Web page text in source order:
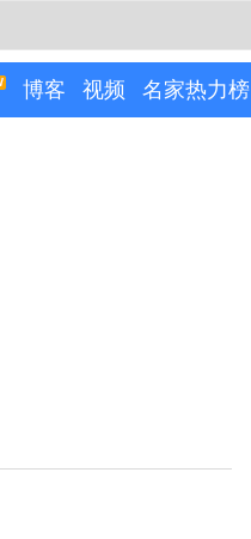
博客 视频 名家热力榜